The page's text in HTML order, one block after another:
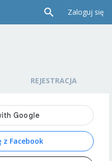
Zaloguj się
REJESTRACJA
z Facebook